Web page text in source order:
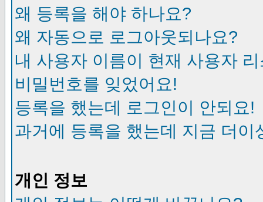
왜 등록을 해야 하나요?
왜 자동으로 로그아웃되나요?
내 사용자 이름이 현재 사용자
비밀번호를 잊었어요!
등록을 했는데 로그인이 안되요!
과거에 등록을 했는데 지금 더이
개인 정보